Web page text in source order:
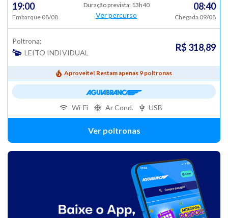
19:00
Embarque 08/08
Duração prevista: 13h40
Ver percurso
08:40
Chegada 09/08
Poltrona:
LEITO INDIVIDUAL
R$ 318,89
Aproveite! Restam apenas 9 poltronas
Ver poltronas
Wi-Fi Ar Cond. USB